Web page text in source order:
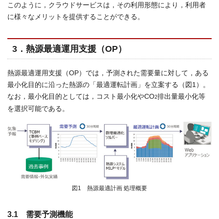
このように，クラウドサービスは，その利用形態により，利用者
に様々なメリットを提供することができる。
3．熱源最適運用支援（OP）
熱源最適運用支援（OP）では，予測された需要量に対して，ある
最小化目的に沿った熱源の「最適運転計画」を立案する（図1）。
なお，最小化目的としては，コスト最小化やCO2排出量最小化等
を選択可能である。
図1 熱源最適計画 処理概要
3.1 需要予測機能